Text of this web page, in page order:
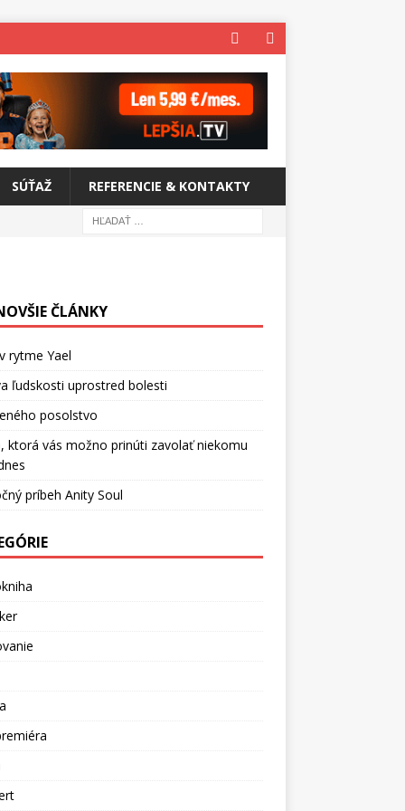
SÚŤAŽ REFERENCIE & KONTAKTY
ČLÁNKY
rytme Yael
ľudskosti uprostred bolesti
posolstvo
ktorá vás možno prinúti zavolať niekomu
príbeh Anity Soul